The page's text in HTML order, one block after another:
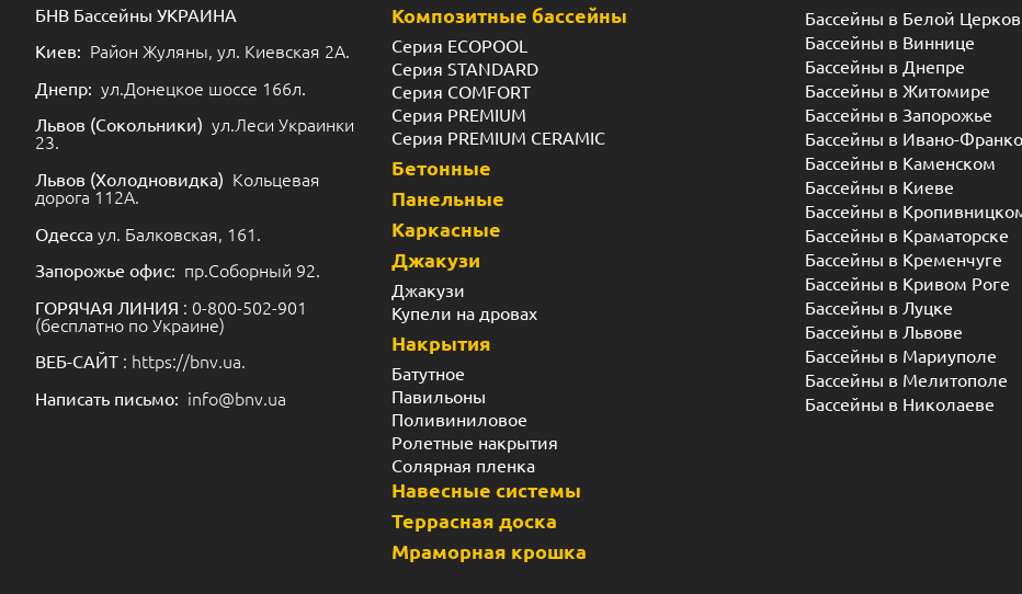
БНВ Бассейны УКРАИНА
Киев: Район Жуляны, ул. Киевская 2А.
Днепр: ул.Донецкое шоссе 166л.
Львов (Сокольники) ул.Леси Украинки
23.
Львов (Холодновидка) Кольцевая
дорога 112А.
Одесса ул. Балковская, 161.
Запорожье офис: пр.Соборный 92.
ГОРЯЧАЯ ЛИНИЯ : 0-800-502-901
(бесплатно по Украине)
ВЕБ-САЙТ : https://bnv.ua.
Написать письмо: info@bnv.ua
Композитные бассейны
Серия ECOPOOL
Серия STANDARD
Серия COMFORT
Серия PREMIUM
Серия PREMIUM CERAMIC
Бетонные
Панельные
Каркасные
Джакузи
Джакузи
Купели на дровах
Накрытия
Батутное
Павильоны
Поливиниловое
Ролетные накрытия
Солярная пленка
Навесные системы
Террасная доска
Мраморная крошка
Бассейны в Белой
Бассейны в Виннице
Бассейны в Днепре
Бассейны в Житомире
Бассейны в Запорожье
Бассейны в Ивано-
Бассейны в Каменском
Бассейны в Киеве
Бассейны в
Бассейны в Краматорске
Бассейны в Кременчуге
Бассейны в Кривом Роге
Бассейны в Луцке
Бассейны в Львове
Бассейны в Мариуполе
Бассейны в Мелитополе
Бассейны в Николаеве